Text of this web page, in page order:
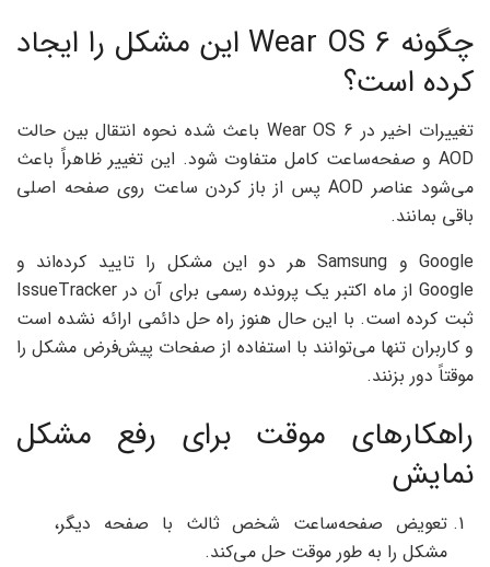
چگونه Wear OS 6 این مشکل را ایجاد
کرده است؟
تغییرات اخیر در Wear OS 6 باعث شده نحوه انتقال بین حالت
AOD و صفحه‌ساعت کامل متفاوت شود. این تغییر ظاهراً باعث
می‌شود عناصر AOD پس از باز کردن ساعت روی صفحه اصلی
باقی بمانند.
Google و Samsung هر دو این مشکل را تایید کرده‌اند و
Google از ماه اکتبر یک پرونده رسمی برای آن در IssueTracker
ثبت کرده است. با این حال هنوز راه حل دائمی ارائه نشده است
و کاربران تنها می‌توانند با استفاده از صفحات پیش‌فرض مشکل را
موقتاً دور بزنند.
راهکارهای موقت برای رفع مشکل
نمایش
تعویض صفحه‌ساعت شخص ثالث با صفحه دیگر،
مشکل را به طور موقت حل می‌کند.